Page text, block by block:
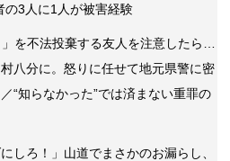
の3人に1人が被害経験
」を不法投棄する友人を注意したら…
八分に。怒りに任せて地元県警に密
“知らなかった”では済まない重罪の
にしろ！」山道でまさかのお漏らし、